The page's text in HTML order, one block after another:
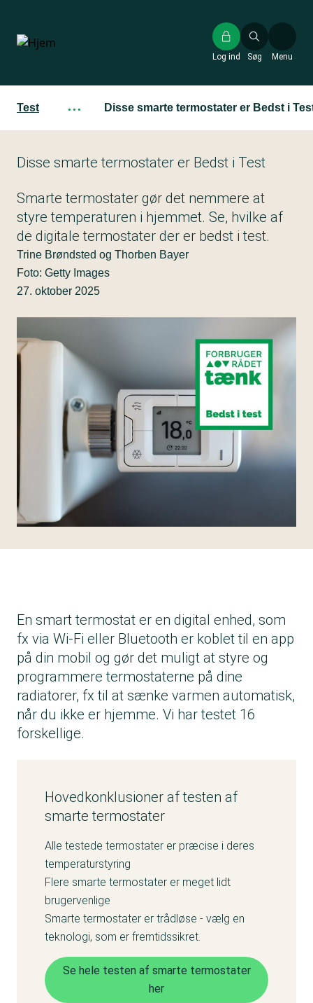
hovedindhold
Søg
Log ind Menu
Test ··· Disse smarte termostater er Bedst i
Disse smarte termostater er Bedst i Test
Smarte termostater gør det nemmere at
styre temperaturen i hjemmet. Se, hvilke af
de digitale termostater der er bedst i test.
Trine Brøndsted og Thorben Bayer
Foto: Getty Images
27. oktober 2025
En smart termostat er en digital enhed, som
fx via Wi-Fi eller Bluetooth er koblet til en app
på din mobil og gør det muligt at styre og
programmere termostaterne på dine
radiatorer, fx til at sænke varmen automatisk,
når du ikke er hjemme. Vi har testet 16
forskellige.
Hovedkonklusioner af testen af
smarte termostater
Alle testede termostater er præcise i deres
temperaturstyring
Flere smarte termostater er meget lidt
brugervenlige
Smarte termostater er trådløse - vælg en
teknologi, som er fremtidssikret.
Se hele testen af smarte termostater
her